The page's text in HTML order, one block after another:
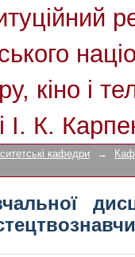
кіно і
І. К.
кафедри →